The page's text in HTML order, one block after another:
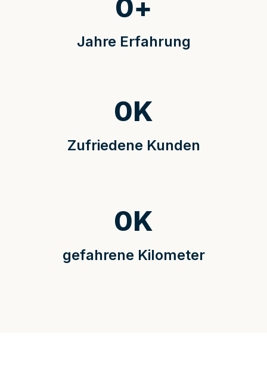
Jahre Erfahrung
0+
Zufriedene Kunden
0K
gefahrene Kilometer
0K